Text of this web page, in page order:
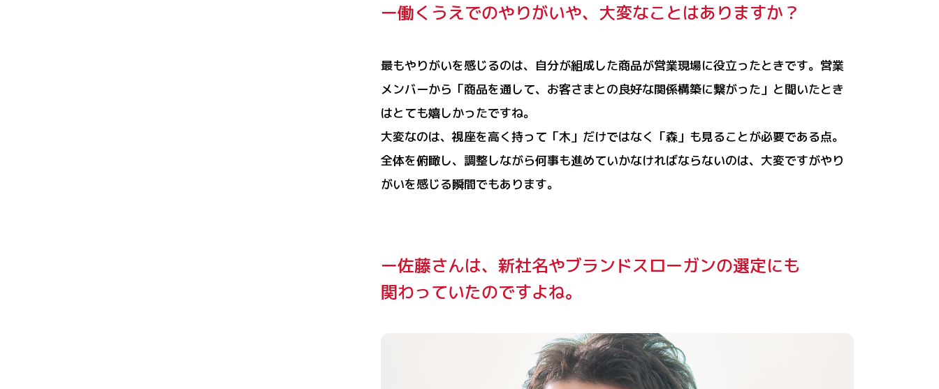
ー働くうえでのやりがいや、大変なことはありますか？
最もやりがいを感じるのは、自分が組成した商品が営業現場に役立ったときです。営業
メンバーから「商品を通して、お客さまとの良好な関係構築に繋がった」と聞いたとき
はとても嬉しかったですね。
大変なのは、視座を高く持って「木」だけではなく「森」も見ることが必要である点。
全体を俯瞰し、調整しながら何事も進めていかなければならないのは、大変ですがやり
がいを感じる瞬間でもあります。
ー佐藤さんは、新社名やブランドスローガンの選定にも
関わっていたのですよね。